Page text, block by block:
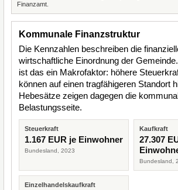
Finanzamt.
Kommunale Finanzstruktur
Die Kennzahlen beschreiben die
wirtschaftliche Einordnung der
ist das ein Makrofaktor: höhere
können auf einen tragfähigeren Standort
Hebesätze zeigen dagegen die
Belastungsseite.
Steuerkraft
1.167 EUR je Einwohner
Bundesland, 2023
Kaufkraft
27.307
Bundesland,
Einzelhandelskaufkraft